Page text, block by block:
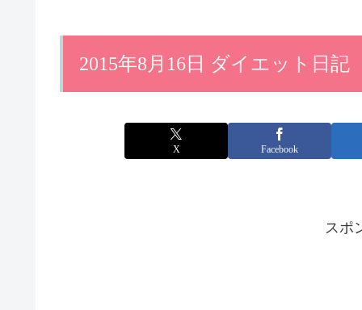
2015年8月16日 ダイエット日記
X Facebook
スポ